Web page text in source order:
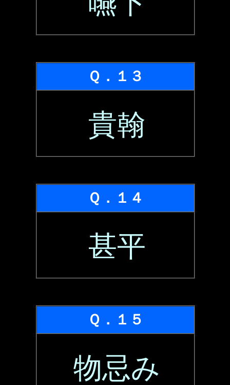
Ｑ．１３
貴翰
Ｑ．１４
甚平
Ｑ．１５
物忌み